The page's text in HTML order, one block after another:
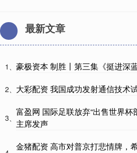
最新文章
1、 豪极资本 制胜丨第三集《挺进深蓝
2、 大彩配资 我国成功发射通信技术
3、
富盈网 国际足联放弃“出售世界杯
主席发声
金猪配资 高市对普京打悲情牌，